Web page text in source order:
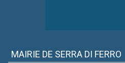
MAIRIE DE SERRA DI FERRO